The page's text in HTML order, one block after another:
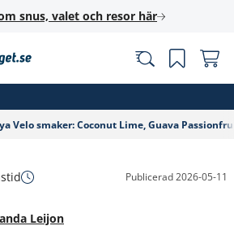
snus, valet och resor här
Velo smaker: Coconut Lime, Guava
Publicerad2026-05-11
Leijon